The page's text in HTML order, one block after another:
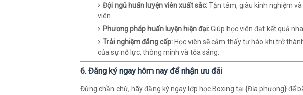
Đội ngũ huấn luyện viên xuất sắc:Tận tâm, giàu kinh nghiệm
viên.
Phương pháp huấn luyện hiện đại:Giúp học viên đạt kết quả
Trải nghiệm đẳng cấp: Học viên sẽ cảm thấy tự hào khi trở
của sự nỗ lực, thông minh và tỏa sáng.
6. Đăng ký ngay hôm nay để nhận ưu đãi
Đừng chần chừ, hãy đăng ký ngay lớp học Boxing tại {Địa phương} để